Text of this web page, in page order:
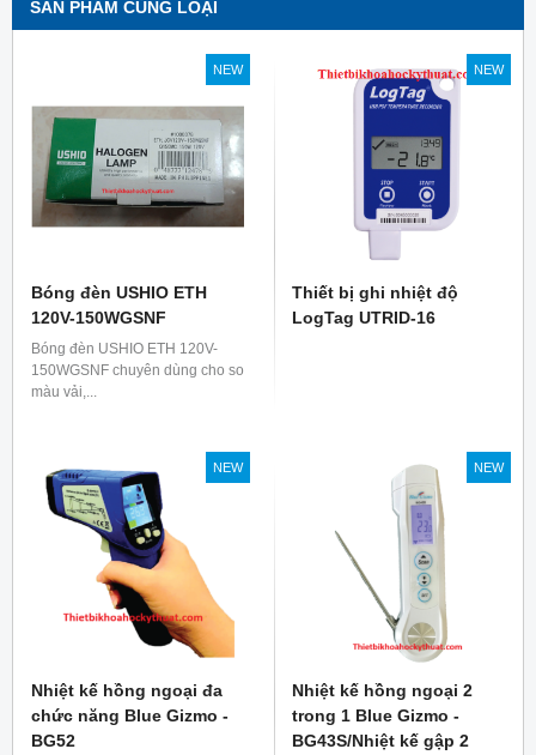
SẢN PHẨM CÙNG LOẠI
NEW
Bóng đèn USHIO ETH
120V-150WGSNF
Bóng đèn USHIO ETH 120V-
150WGSNF chuyên dùng cho so
màu vải,...
NEW
Thiết bị ghi nhiệt độ
LogTag UTRID-16
NEW
Nhiệt kế hồng ngoại đa
chức năng Blue Gizmo -
BG52
NEW
Nhiệt kế hồng ngoại 2
trong 1 Blue Gizmo -
BG43S/Nhiệt kế gập 2